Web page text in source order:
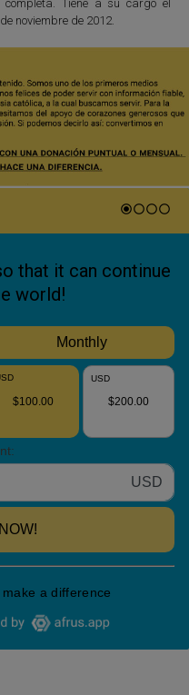
Tiene a su cargo el
noviembre de 2012.